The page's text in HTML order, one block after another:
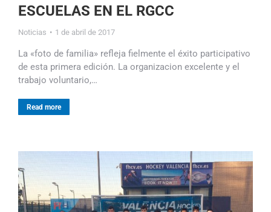
ESCUELAS EN EL RGCC
Noticias 1 de abril de 2017
La «foto de familia» refleja fielmente el éxito participativo
de esta primera edición. La organizacion excelente y el
trabajo voluntario,…
Read more